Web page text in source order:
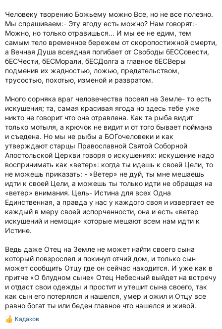
Человеку творению Божьему можно Все, но не все полезно.
Мы спрашиваем:- Эту ягоду есть можно? Нам говорят:-
Можно, но только отравишься... И мы ее не едим, тем
самым тело временное бережем от скоропостижной смерти,
а Вечная Душа всеядная погибает от Свободы бЕССовести,
бЕСЧести, бЕСМорали, бЕСДолга а главное бЕСВеры
подменив их жадностью, ложью, предательством,
трусостью, похотью, изменой и развратом.
Много сорняка враг человечества посеял на Земле- то есть
искушения; та, самая красивая ягода но здесь тебе уже
никто не говорит что она отравлена. Как та рыба видит
только мотыля, а крючок не видит и от того бывает поймана
и съедена. Но мы не рыбы а БОГочеловеки и как
утверждают старцы Православной Святой Соборной
Апостольской Церкви говоря о искушениях: искушение надо
воспринимать как «ветер»: когда ты идешь к своей Цели, то
не можешь приказать: - «Ветер» не дуй, ты мне мешаешь
идти к своей Цели, а можешь ты только идти не обращая на
«ветер» внимания. Цель- Истина для всех Одна
Единственная, а правда у нас у каждого своя и извергает ее
каждый в меру своей испорченности, она и есть «ветер
искушений и немощи» которые мешают всем нам идти к
Истине.
Ведь даже Отец на Земле не может найти своего сына
который повзрослел и покинул отчий дом, и только сын
может сообщить Отцу где он сейчас находится. И уже как в
притче «О блудном сыне» Отец Небесный выйдет на встречу
и отдаст свои одежды и простит и утешит сына своего, так
как сын его потерялся и нашелся, умер и ожил и Отцу все
равно богат ты или беден главное что нашелся и живой.
Р
Кадаков